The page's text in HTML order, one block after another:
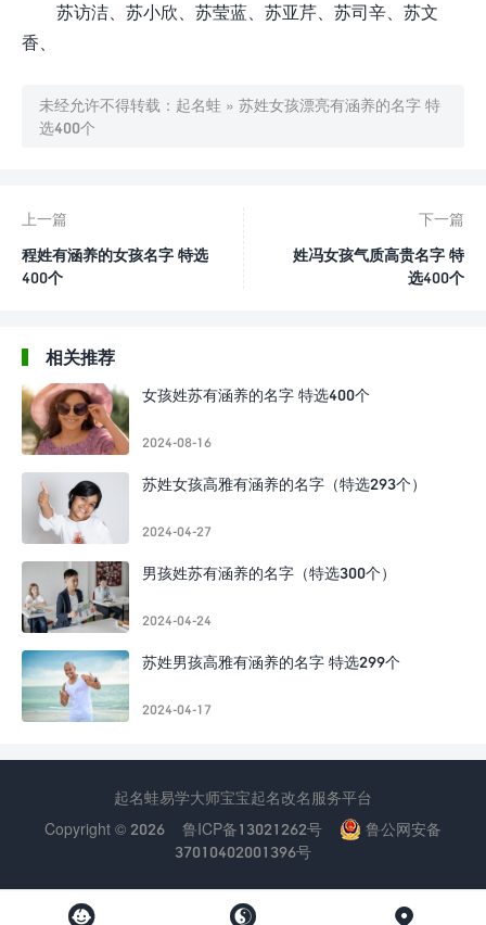
苏访洁、苏小欣、苏莹蓝、苏亚芹、苏司辛、苏文
香、
未经允许不得转载： 起名蛙 » 苏姓女孩漂亮有涵养的名字 特
选400个
上一篇
程姓有涵养的女孩名字 特选
400个
下一篇
姓冯女孩气质高贵名字 特
选400个
相关推荐
女孩姓苏有涵养的名字 特选400个
2024-08-16
苏姓女孩高雅有涵养的名字（特选293个）
2024-04-27
男孩姓苏有涵养的名字（特选300个）
2024-04-24
苏姓男孩高雅有涵养的名字 特选299个
2024-04-17
  
起名蛙易学大师宝宝起名改名服务平台
Copyright © 2026
鲁ICP备13021262号
鲁公网安备
37010402001396号